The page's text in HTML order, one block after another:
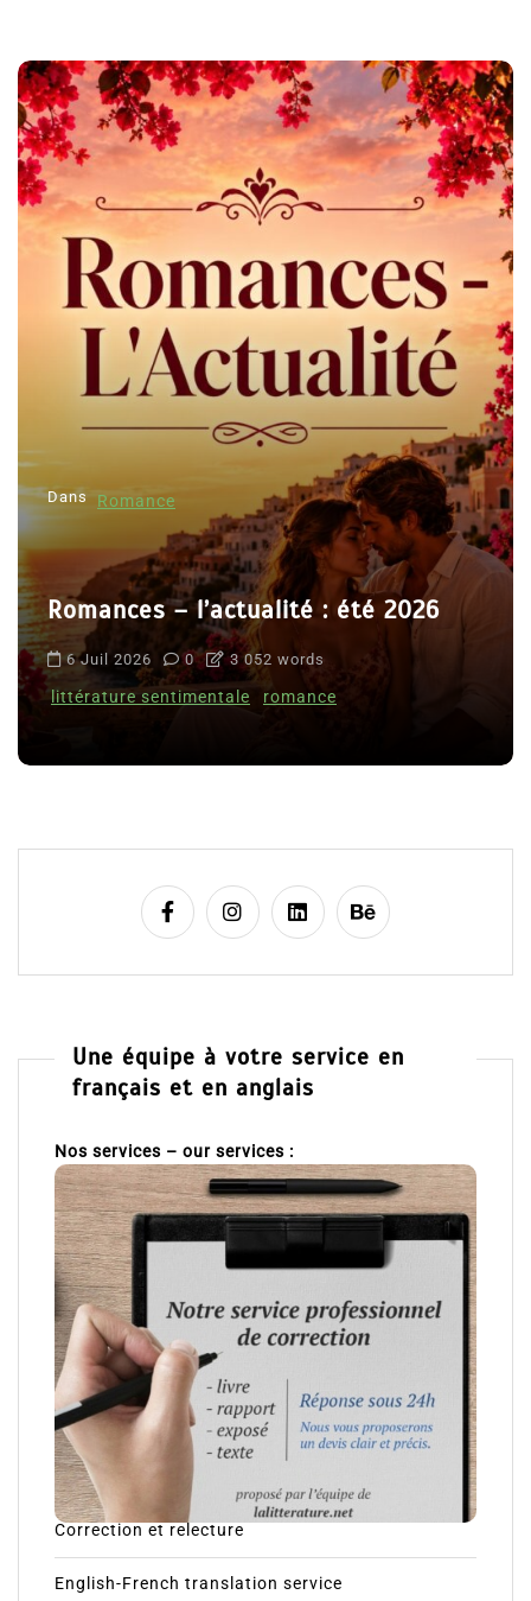
Dans Romance
Romances – l’actualité : été 2026
6 Juil 2026 0 3 052 words
littérature sentimentale romance
Une équipe à votre service en
français et en anglais
Nos services – our services :
Correction et relecture
English-French translation service